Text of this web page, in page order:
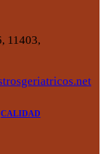
11403,
CALIDAD